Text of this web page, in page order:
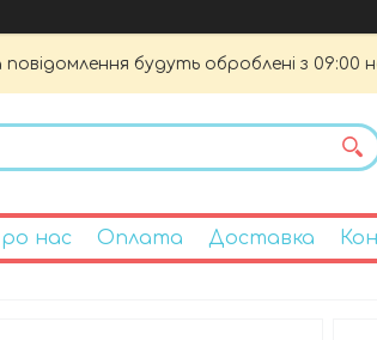
будуть оброблені з 09:00
нас Оплата Доставка